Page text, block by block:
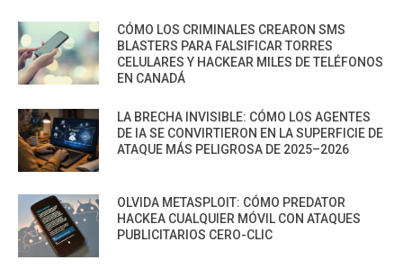
CÓMO LOS CRIMINALES CREARON SMS
BLASTERS PARA FALSIFICAR TORRES
CELULARES Y HACKEAR MILES DE TELÉFONOS
EN CANADÁ
LA BRECHA INVISIBLE: CÓMO LOS AGENTES
DE IA SE CONVIRTIERON EN LA SUPERFICIE DE
ATAQUE MÁS PELIGROSA DE 2025–2026
OLVIDA METASPLOIT: CÓMO PREDATOR
HACKEA CUALQUIER MÓVIL CON ATAQUES
PUBLICITARIOS CERO-CLIC